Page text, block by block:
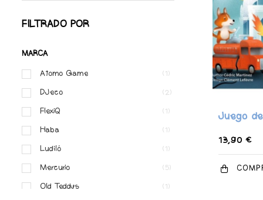
FILTRADO POR
MARCA
Atomo Game (1)
DJeco (2)
FlexiQ (1)
Haba (1)
Ludiló (1)
Mercurio (5)
Old Teddys (1)
Juego
13,90 €